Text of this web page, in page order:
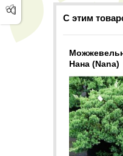
С этим
Нана (Nana)